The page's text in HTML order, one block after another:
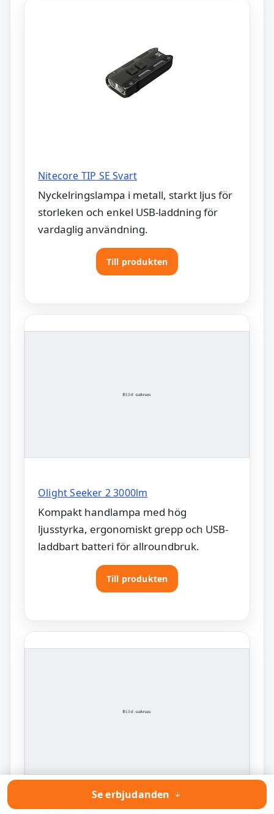
Nitecore TIP SE Svart
Nyckelringslampa i metall, starkt ljus för
storleken och enkel USB-laddning för
vardaglig användning.
Till produkten
Olight Seeker 2 3000lm
Kompakt handlampa med hög
ljusstyrka, ergonomiskt grepp och USB-
laddbart batteri för allroundbruk.
Till produkten
Sidas Drywarmer Pro USB
Se erbjudanden